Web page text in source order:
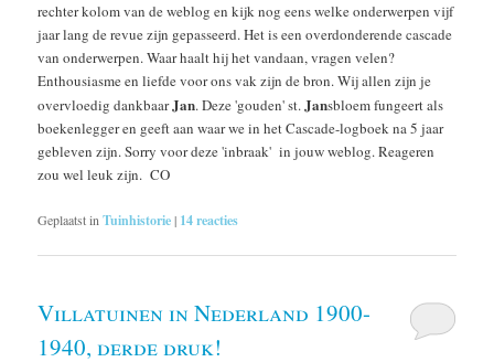
rechter kolom van de weblog en kijk nog eens welke onderwerpen vijf
jaar lang de revue zijn gepasseerd. Het is een overdonderende cascade
van onderwerpen. Waar haalt hij het vandaan, vragen velen?
Enthousiasme en liefde voor ons vak zijn de bron. Wij allen zijn je
overvloedig dankbaarJan. Deze 'gouden' st.Jansbloem fungeert als
boekenlegger en geeft aan waar we in het Cascade-logboek na 5 jaar
gebleven zijn. Sorry voor deze 'inbraak' in jouw weblog. Reageren
zou wel leuk zijn. CO
Geplaatst inTuinhistorie| 14reacties
Villatuinen in Nederland 1900-
1940, derde druk!